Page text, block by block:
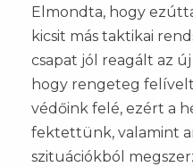
Elmondta, hogy
kicsit más taktikai
csapat jól reagált az
hogy rengeteg
védőink felé, ezért a
fektettünk, valamint
szituációkból